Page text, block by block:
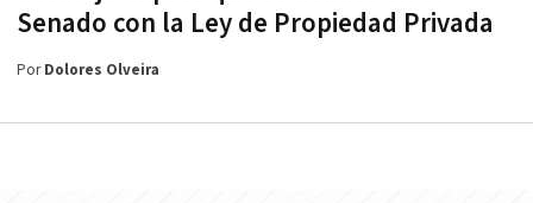
Senado con la Ley de Propiedad Privada
PorDolores Olveira